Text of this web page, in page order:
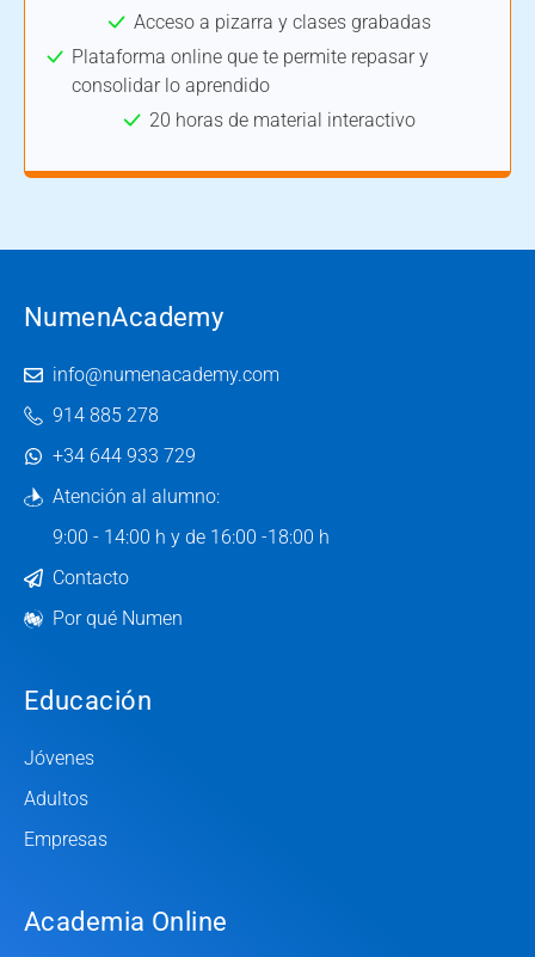
Acceso a pizarra y clases grabadas
Plataforma online que te permite repasar y
consolidar lo aprendido
20 horas de material interactivo
NumenAcademy
info@numenacademy.com
914 885 278
+34 644 933 729
Atención al alumno:
9:00 - 14:00 h y de 16:00 -18:00 h
Contacto
Por qué Numen
Educación
Jóvenes
Adultos
Empresas
Academia Online